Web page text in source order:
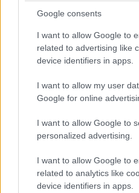
Google consents
I want to allow Google to
related to advertising like
device identifiers in apps.
I want to allow my user
Google for online
I want to allow Google to
personalized advertising.
I want to allow Google to
related to analytics like
device identifiers in apps.
Padanje
Padanje v
samosabotažo
več
Pajek
Pajek je znak
Poroka
Poroka je
Pokojni
Pokojniki, ki